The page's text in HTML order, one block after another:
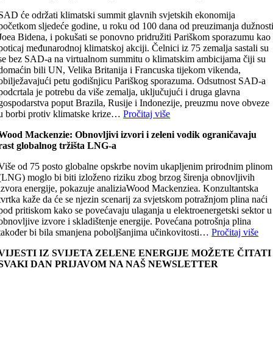
će održati klimatski summit glavnih svjetskih ekonomija
sljedeće godine, u roku od 100 dana od preuzimanja
Bidena, i pokušati se ponovno pridružiti Pariškom sporazumu kao
međunarodnoj klimatskoj akciji. Čelnici iz 75 zemalja sastali su
bez SAD-a na virtualnom summitu o klimatskim ambicijama čiji su
bili UN, Velika Britanija i Francuska tijekom vikenda,
petu godišnjicu Pariškog sporazuma. Odsutnost SAD-a
je potrebu da više zemalja, uključujući i druga glavna
poput Brazila, Rusije i Indonezije, preuzmu nove obveze
borbi protiv klimatske krize…Pročitaj više
Mackenzie: Obnovljivi izvori i zeleni vodik ograničavaju
globalnog tržišta LNG-a
od 75 posto globalne opskrbe novim ukapljenim prirodnim plinom
moglo bi biti izloženo riziku zbog brzog širenja obnovljivih
energije, pokazuje analiziaWood Mackenziea. Konzultantska
kaže da će se njezin scenarij za svjetskom potražnjom plina naći
pritiskom kako se povećavaju ulaganja u elektroenergetski sektor u
izvore i skladištenje energije. Povećana potrošnja plina
bi bila smanjena poboljšanjima učinkovitosti…Pročitaj više
IZ SVIJETA ZELENE ENERGIJE MOŽETE ČITATI
DAN PRIJAVOM NA NAŠ NEWSLETTER